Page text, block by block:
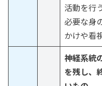
活動を行
必要な身
かけや看
神経系統
を残し、